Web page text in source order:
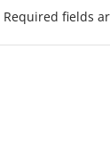
Required fields